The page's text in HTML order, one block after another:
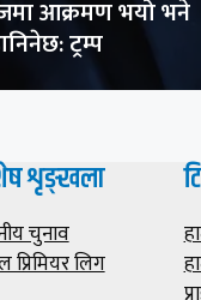
आक्रमण भयो भने
ट्रम्प
शृङ्खला
चुनाव
प्रिमियर लिग